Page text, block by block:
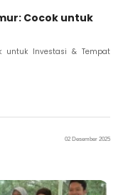
Cocok untuk
untuk Investasi & Tempat
02 Desember 2025